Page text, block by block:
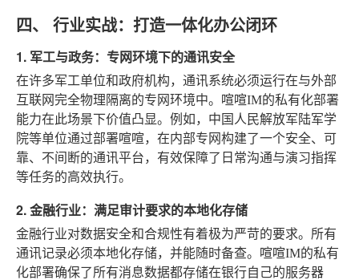
四、 行业实战：打造一体化办公闭环
1. 军工与政务：专网环境下的通讯安全
在许多军工单位和政府机构，通讯系统必须运行在与外部
互联网完全物理隔离的专网环境中。喧喧IM的私有化部署
能力在此场景下价值凸显。例如，中国人民解放军陆军学
院等单位通过部署喧喧，在内部专网构建了一个安全、可
靠、不间断的通讯平台，有效保障了日常沟通与演习指挥
等任务的高效执行。
2. 金融行业：满足审计要求的本地化存储
金融行业对数据安全和合规性有着极为严苛的要求。所有
通讯记录必须本地化存储，并能随时备查。喧喧IM的私有
化部署确保了所有消息数据都存储在银行自己的服务器